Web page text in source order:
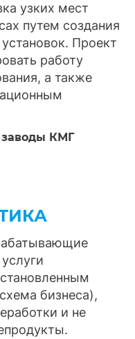
узких мест
путем создания
Проект
работу
а также
КМГ
бизнеса),
и не